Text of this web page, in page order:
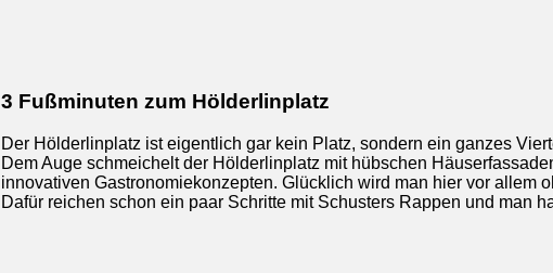
3 Fußminuten zum Hölderlinplatz
Der Hölderlinplatz ist eigentlich gar kein Platz, sondern ein ganzes
Dem Auge schmeichelt der Hölderlinplatz mit hübschen
innovativen Gastronomiekonzepten. Glücklich wird man hier vor allem
Dafür reichen schon ein paar Schritte mit Schusters Rappen und man